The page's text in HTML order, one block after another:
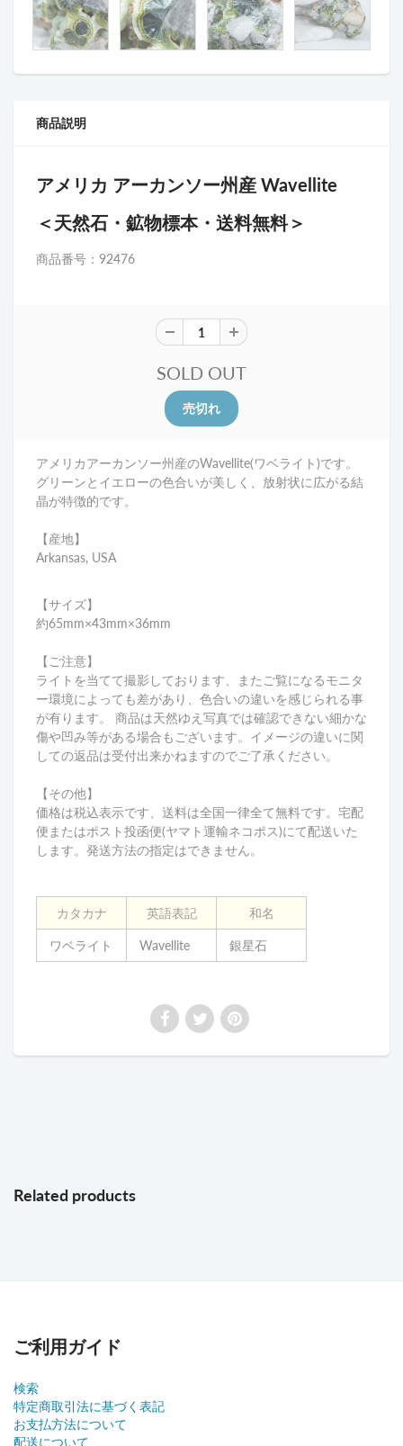
商品説明
アメリカ アーカンソー州産 Wavellite
＜天然石・鉱物標本・送料無料＞
商品番号：92476
SOLD OUT
アメリカアーカンソー州産のWavellite(ワベライト)です。
グリーンとイエローの色合いが美しく、放射状に広がる結
晶が特徴的です。
【産地】
Arkansas, USA
【サイズ】
約65mm×43mm×36mm
【ご注意】
ライトを当てて撮影しております、またご覧になるモニタ
ー環境によっても差があり、色合いの違いを感じられる事
が有ります。 商品は天然ゆえ写真では確認できない細かな
傷や凹み等がある場合もございます。イメージの違いに関
しての返品は受付出来かねますのでご了承ください。
【その他】
価格は税込表示です、送料は全国一律全て無料です。 宅配
便またはポスト投函便(ヤマト運輸ネコポス)にて配送いた
します。発送方法の指定はできません。
カタカナ 英語表記 和名
ワベライト Wavellite 銀星石
Related products
ご利用ガイド
検索
特定商取引法に基づく表記
お支払方法について
配送について